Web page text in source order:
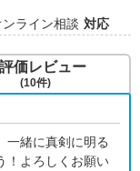
ンライン相談 対応
一緒に真剣に明る
！よろしくお願い
価レビュー
(10件)